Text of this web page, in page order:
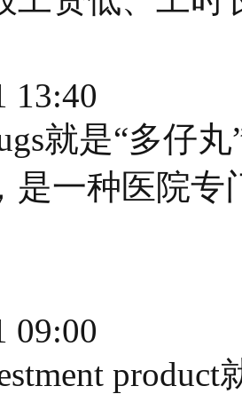
13:40
就是“多仔
是一种医院
09:00